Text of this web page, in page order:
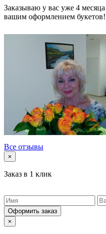
Заказываю у вас уже 4 месяца
вашим оформлением букетов!
Все отзывы
×
Заказ в 1 клик
Оформить заказ
×